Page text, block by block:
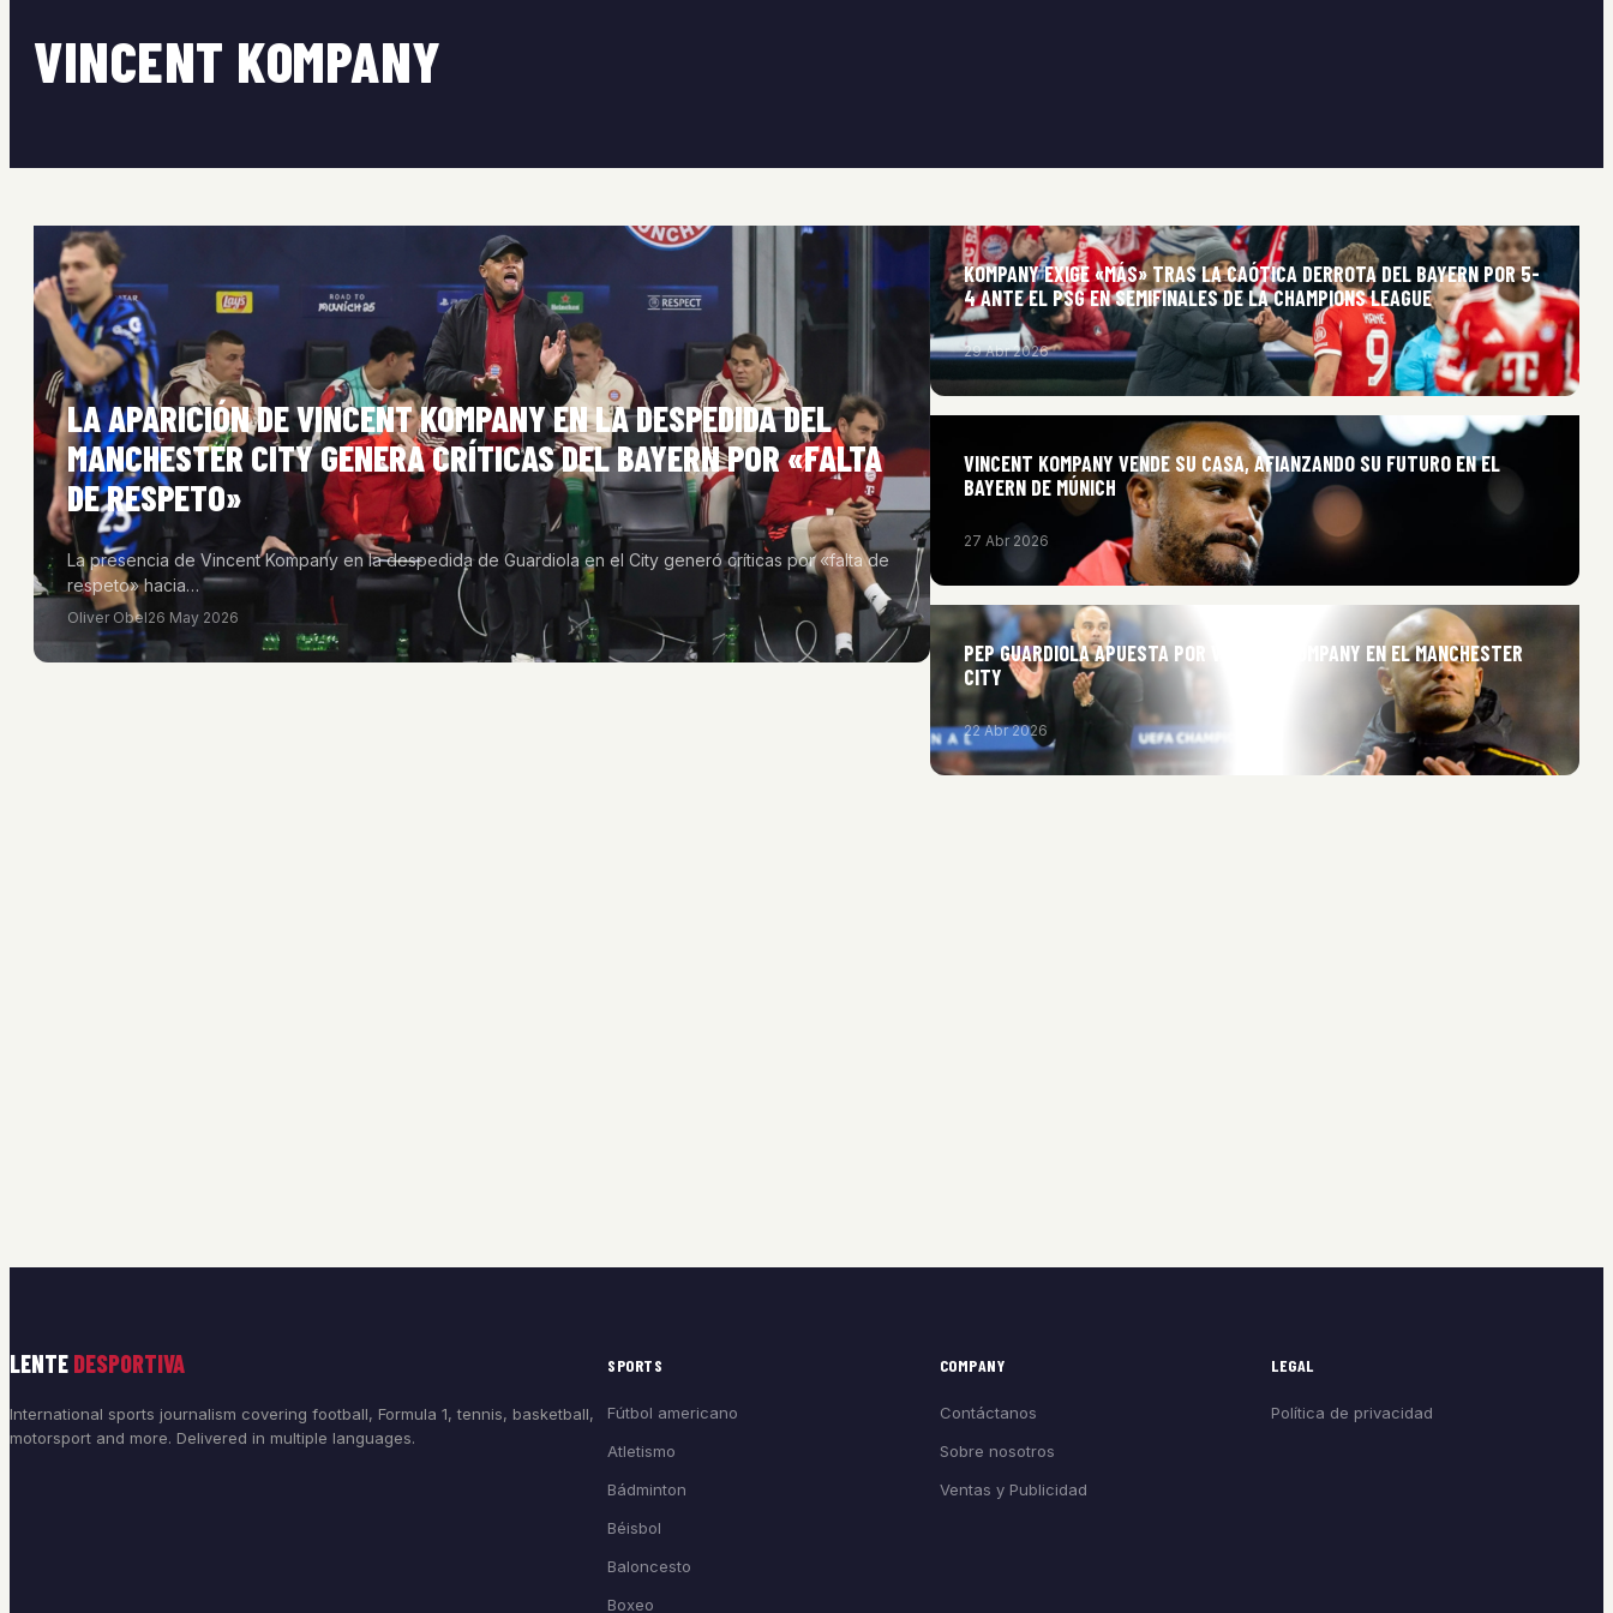
VINCENT KOMPANY
LA APARICIÓN DE VINCENT KOMPANY EN LA DESPEDIDA DEL
MANCHESTER CITY GENERA CRÍTICAS DEL BAYERN POR «FALTA
DE RESPETO»
La presencia de Vincent Kompany en la despedida de Guardiola en el City generó críticas por «falta de
respeto» hacia…
Oliver Obel26 May 2026
KOMPANY EXIGE «MÁS» TRAS LA CAÓTICA DERROTA DEL BAYERN POR 5-
4 ANTE EL PSG EN SEMIFINALES DE LA CHAMPIONS LEAGUE
29 Abr 2026
VINCENT KOMPANY VENDE SU CASA, AFIANZANDO SU FUTURO EN EL
BAYERN DE MÚNICH
27 Abr 2026
PEP GUARDIOLA APUESTA POR VINCENT KOMPANY EN EL MANCHESTER
CITY
22 Abr 2026
LENTE DESPORTIVA
International sports journalism covering football, Formula 1, tennis, basketball,
motorsport and more. Delivered in multiple languages.
SPORTS
Fútbol americano
Atletismo
Bádminton
Béisbol
Baloncesto
Boxeo
COMPANY
Contáctanos
Sobre nosotros
Ventas y Publicidad
LEGAL
Política de privacidad